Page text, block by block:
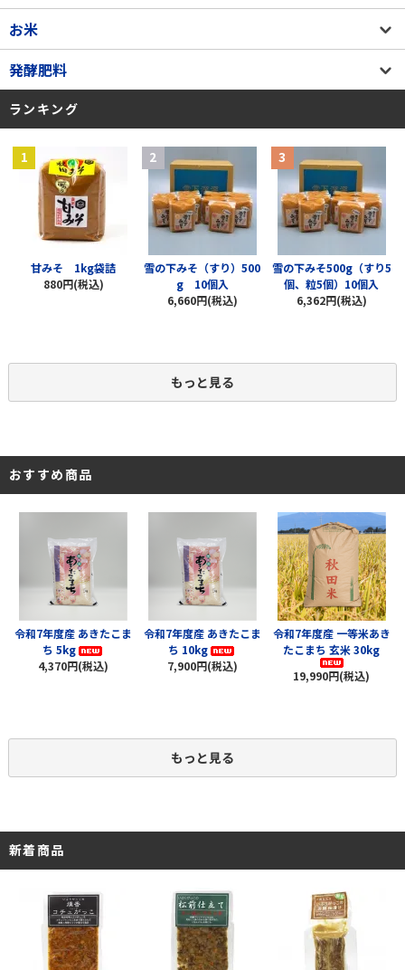
お米
発酵肥料
ランキング
1
甘みそ 1kg袋詰
880円(税込)
2
雪の下みそ（すり）500
g 10個入
6,660円(税込)
3
雪の下みそ500g（すり5
個、粒5個）10個入
6,362円(税込)
もっと見る
おすすめ商品
令和7年度産 あきたこま
ち 5kg
4,370円(税込)
令和7年度産 あきたこま
ち 10kg
7,900円(税込)
令和7年度産 一等米あき
たこまち 玄米 30kg
19,990円(税込)
もっと見る
新着商品